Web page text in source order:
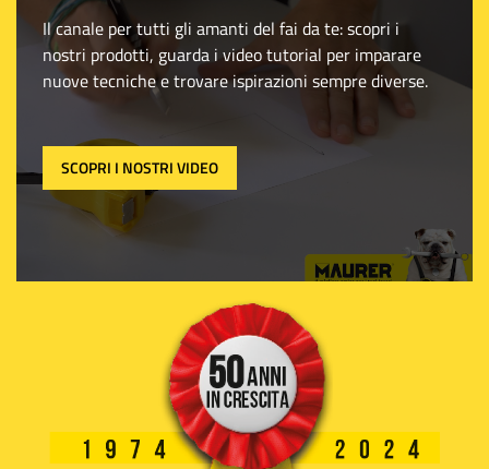
Il canale per tutti gli amanti del fai da te: scopri i
nostri prodotti, guarda i video tutorial per imparare
nuove tecniche e trovare ispirazioni sempre diverse.
SCOPRI I NOSTRI VIDEO